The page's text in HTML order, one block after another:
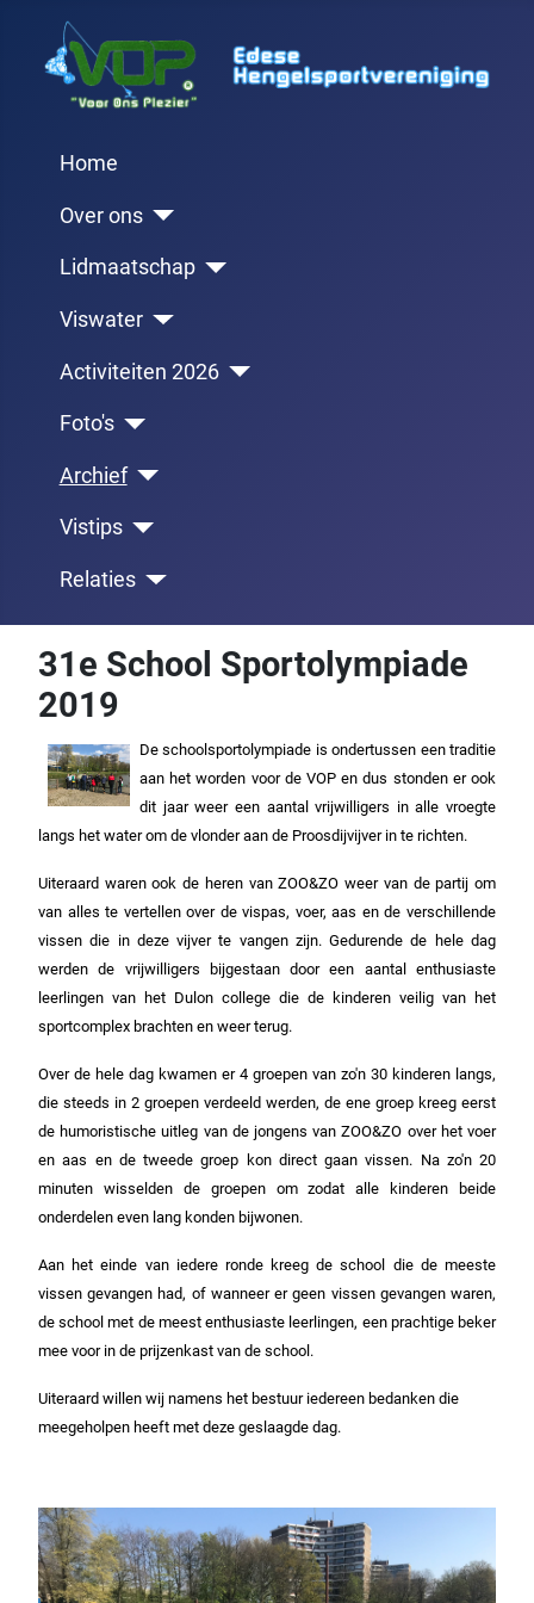
Home
Over ons
Lidmaatschap
Viswater
Activiteiten 2026
Foto's
Archief
Vistips
Relaties
31e School Sportolympiade
2019
De schoolsportolympiade is ondertussen een traditie
aan het worden voor de VOP en dus stonden er ook
dit jaar weer een aantal vrijwilligers in alle vroegte
langs het water om de vlonder aan de Proosdijvijver in te richten.
Uiteraard waren ook de heren van ZOO&ZO weer van de partij om
van alles te vertellen over de vispas, voer, aas en de verschillende
vissen die in deze vijver te vangen zijn. Gedurende de hele dag
werden de vrijwilligers bijgestaan door een aantal enthusiaste
leerlingen van het Dulon college die de kinderen veilig van het
sportcomplex brachten en weer terug.
Over de hele dag kwamen er 4 groepen van zo'n 30 kinderen langs,
die steeds in 2 groepen verdeeld werden, de ene groep kreeg eerst
de humoristische uitleg van de jongens van ZOO&ZO over het voer
en aas en de tweede groep kon direct gaan vissen. Na zo'n 20
minuten wisselden de groepen om zodat alle kinderen beide
onderdelen even lang konden bijwonen.
Aan het einde van iedere ronde kreeg de school die de meeste
vissen gevangen had, of wanneer er geen vissen gevangen waren,
de school met de meest enthusiaste leerlingen, een prachtige beker
mee voor in de prijzenkast van de school.
Uiteraard willen wij namens het bestuur iedereen bedanken die
meegeholpen heeft met deze geslaagde dag.